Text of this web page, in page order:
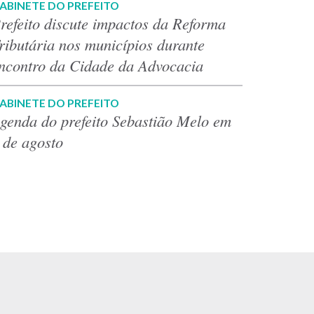
DO PREFEITO
discute impactos da Reforma
nos municípios durante
da Cidade da Advocacia
DO PREFEITO
do prefeito Sebastião Melo em
agosto